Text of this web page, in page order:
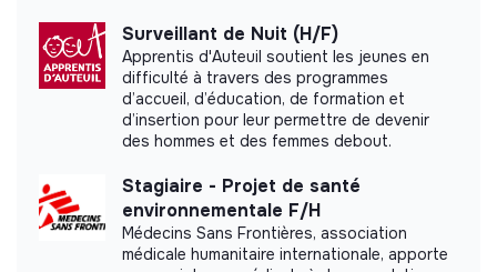
Surveillant de Nuit (H/F)
Apprentis d'Auteuil soutient les jeunes en
difficulté à travers des programmes
d’accueil, d’éducation, de formation et
d’insertion pour leur permettre de devenir
des hommes et des femmes debout.
Stagiaire - Projet de santé
environnementale F/H
Médecins Sans Frontières, association
médicale humanitaire internationale, apporte